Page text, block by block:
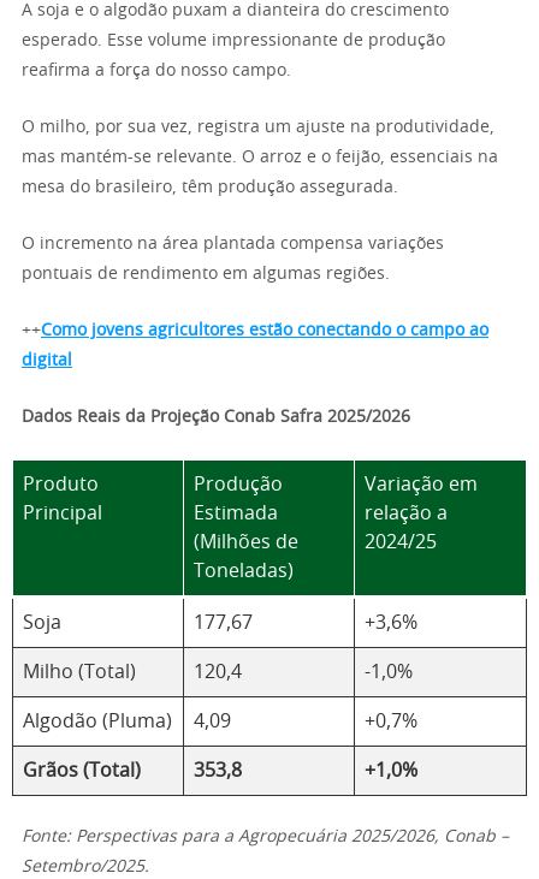
A soja e o algodão puxam a dianteira do crescimento
esperado. Esse volume impressionante de produção
reafirma a força do nosso campo.
O milho, por sua vez, registra um ajuste na produtividade,
mas mantém-se relevante. O arroz e o feijão, essenciais na
mesa do brasileiro, têm produção assegurada.
O incremento na área plantada compensa variações
pontuais de rendimento em algumas regiões.
++Como jovens agricultores estão conectando o campo ao
digital
Dados Reais da Projeção Conab Safra 2025/2026
Produto
Principal
Produção
Estimada
(Milhões de
Toneladas)
Variação em
relação a
2024/25
Soja 177,67 +3,6%
Milho (Total) 120,4 -1,0%
Algodão (Pluma) 4,09 +0,7%
Grãos (Total) 353,8 +1,0%
Fonte: Perspectivas para a Agropecuária 2025/2026, Conab –
Setembro/2025.